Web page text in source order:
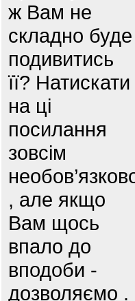
ж Вам не
складно буде
подивитись
її? Натискати
на ці
посилання
зовсім
, але якщо
Вам щось
впало до
вподоби -
дозволяємо .